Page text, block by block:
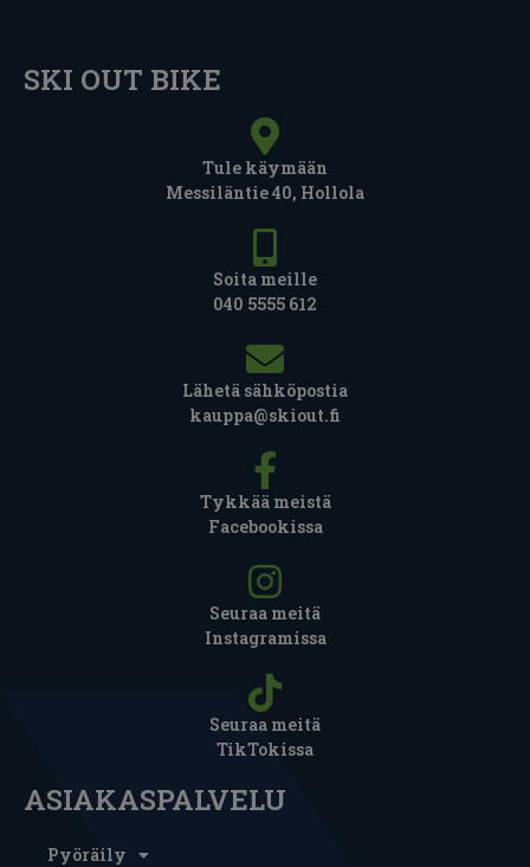
SKI OUT BIKE
Tule käymään
Messiläntie 40, Hollola
Soita meille
040 5555 612
Lähetä sähköpostia
kauppa@skiout.fi
Tykkää meistä
Facebookissa
Seuraa meitä
Instagramissa
Seuraa meitä
TikTokissa
ASIAKASPALVELU
Pyöräily